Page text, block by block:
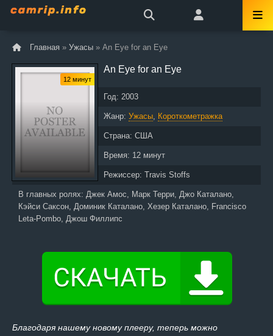
Главная » Ужасы » An Eye for an Eye
12 минут
An Eye for an Eye
Год: 2003
Жанр: Ужасы, Короткометражка
Страна: США
Время: 12 минут
Режиссер: Travis Stoffs
В главных ролях: Джек Амос, Марк Терри, Джо Каталано,
Кэйси Саксон, Доминик Каталано, Хезер Каталано, Francisco
Leta-Pombo, Джош Филлипс
Благодаря нашему новому плееру, теперь можно